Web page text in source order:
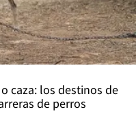
caza: los destinos de
de perros